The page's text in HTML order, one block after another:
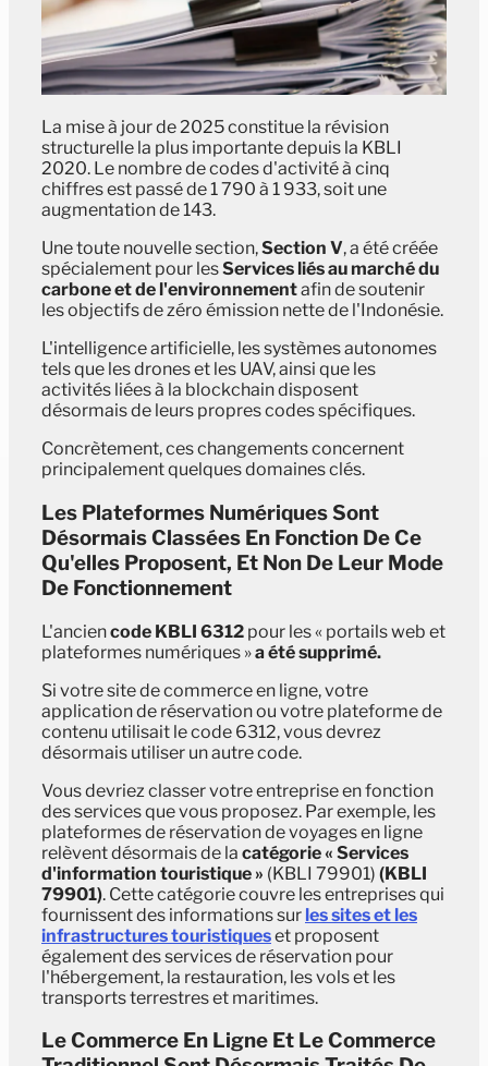
La mise à jour de 2025 constitue la révision
structurelle la plus importante depuis la KBLI
2020. Le nombre de codes d'activité à cinq
chiffres est passé de 1 790 à 1 933, soit une
augmentation de 143.
Une toute nouvelle section,Section V, a été créée
spécialement pour lesServices liés au marché du
carbone et de l'environnementafin de soutenir
les objectifs de zéro émission nette de l'Indonésie.
L'intelligence artificielle, les systèmes autonomes
tels que les drones et les UAV, ainsi que les
activités liées à la blockchain disposent
désormais de leurs propres codes spécifiques.
Concrètement, ces changements concernent
principalement quelques domaines clés.
Les Plateformes Numériques Sont
Désormais Classées En Fonction De Ce
Qu'elles Proposent, Et Non De Leur Mode
De Fonctionnement
L'anciencode KBLI 6312 pour les « portails web et
plateformes numériques »a été supprimé.
Si votre site de commerce en ligne, votre
application de réservation ou votre plateforme de
contenu utilisait le code 6312, vous devrez
désormais utiliser un autre code.
Vous devriez classer votre entreprise en fonction
des services que vous proposez. Par exemple, les
plateformes de réservation de voyages en ligne
relèvent désormais de la catégorie « Services
d'information touristique » (KBLI 79901) (KBLI
79901). Cette catégorie couvre les entreprises qui
fournissent des informations sur les sites et les
infrastructures touristiqueset proposent
également des services de réservation pour
l'hébergement, la restauration, les vols et les
transports terrestres et maritimes.
Le Commerce En Ligne Et Le Commerce